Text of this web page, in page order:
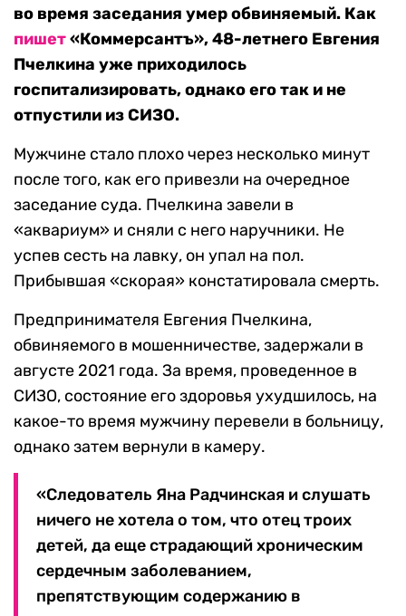
во время заседания умер обвиняемый. Как
пишет«Коммерсантъ», 48-летнего Евгения
Пчелкина уже приходилось
госпитализировать, однако его так и не
отпустили из СИЗО.
Мужчине стало плохо через несколько минут
после того, как его привезли на очередное
заседание суда. Пчелкина завели в
«аквариум» и сняли с него наручники. Не
успев сесть на лавку, он упал на пол.
Прибывшая «скорая» констатировала смерть.
Предпринимателя Евгения Пчелкина,
обвиняемого в мошенничестве, задержали в
августе 2021 года. За время, проведенное в
СИЗО, состояние его здоровья ухудшилось, на
какое-то время мужчину перевели в больницу,
однако затем вернули в камеру.
«Следователь Яна Радчинская и слушать
ничего не хотела о том, что отец троих
детей, да еще страдающий хроническим
сердечным заболеванием,
препятствующим содержанию в